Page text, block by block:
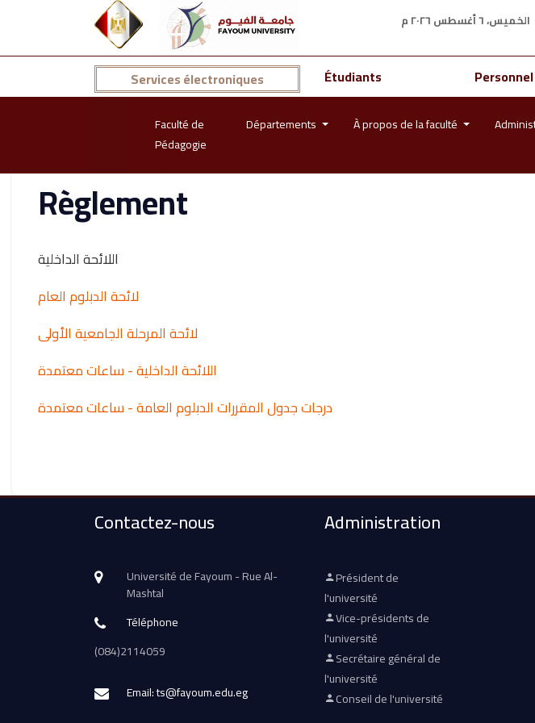
الخميس، ٦ أغسطس ٢٠٢٦ م
Services électroniques Étudiants Personnel
Faculté de
Pédagogie
Départements À propos de la faculté
Règlement
اللائحة الداخلية
لائحة الدبلوم العام
لائحة المرحلة الجامعية الأولى
اللائحة الداخلية - ساعات معتمدة
درجات جدول المقررات الدبلوم العامة - ساعات معتمدة
Contactez-nous
Université de Fayoum - Rue Al-
Mashtal
Téléphone
(084)2114059
Email: ts@fayoum.edu.eg
Administration
Président de
l'université
Vice-présidents de
l'université
Secrétaire général de
l'université
Conseil de l'université